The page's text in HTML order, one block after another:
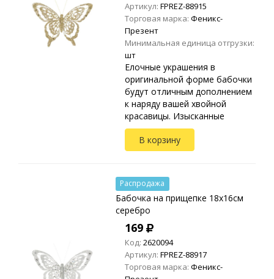
Артикул: FPREZ-88915
Торговая марка: Феникс-
Презент
Минимальная единица отгрузки:
шт
Елочные украшения в
оригинальной форме бабочки
будут отличным дополнением
к наряду вашей хвойной
красавицы. Изысканные
крылышки, мастерски
выполненный дизайн не
оставит без внимания
В корзину
Распродажа
Бабочка на прищепке 18х16см
серебро
169
Код: 2620094
Артикул: FPREZ-88917
Торговая марка: Феникс-